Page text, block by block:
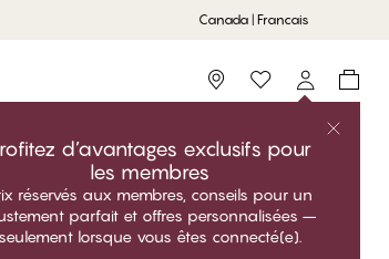
Canada | Francais
Storefinder
d’avantages exclusifs pour
les membres
réservés aux membres, conseils pour un
parfait et offres personnalisées –
seulement lorsque vous êtes connecté(e).
toi gratuitement pour profiter de tes
membres! Les prix Club sont uniquement